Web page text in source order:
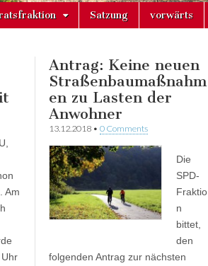
Satzung vorwärts
Am
Antrag: Keine neuen
Straßenbaumaßnahm
en zu Lasten der
Anwohner
13.12.2018 •0 Comments
Die
SPD-
Fraktio
n
bittet,
den
folgenden Antrag zur nächsten